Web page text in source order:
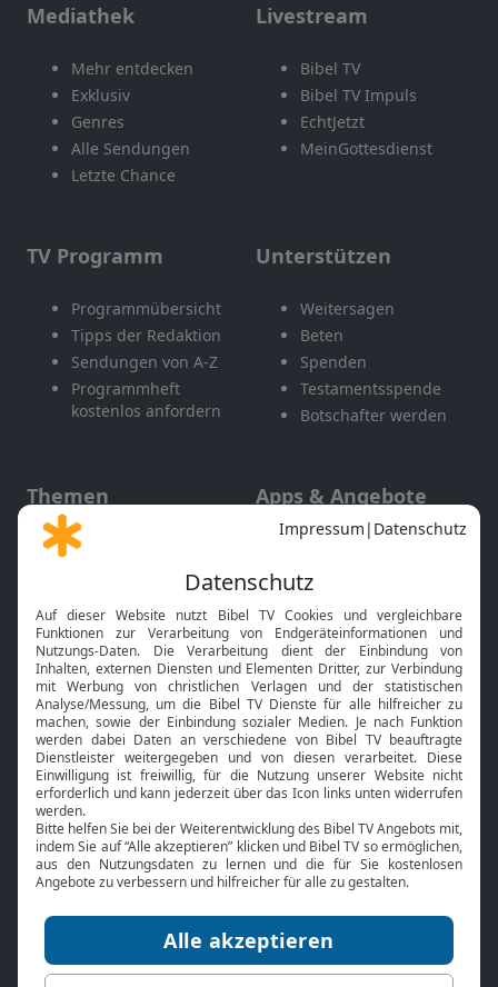
Mediathek
Mehr entdecken
Exklusiv
Genres
Alle Sendungen
Letzte Chance
Livestream
Bibel TV
Bibel TV Impuls
EchtJetzt
MeinGottesdienst
TV Programm
Programmübersicht
Tipps der Redaktion
Sendungen von A-Z
Programmheft
kostenlos anfordern
Unterstützen
Weitersagen
Beten
Spenden
Testamentsspende
Botschafter werden
Themen
Gott und Bibel erklärt
Neuigkeiten
Apps & Angebote
Mobile App
Smart TV
HbbTV
Bibelthek Online-Bibel
Nächster Gottesdienst
Bibel TV
Über uns
Jobs
Mediadaten
Service
Kontakt
TV-Empfang